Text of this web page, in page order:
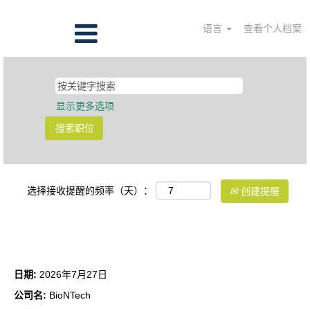
语言 查看个人档案
显示更多选项
选择接收提醒的频率（天）： 创建提醒
日期: 2026年7月27日
公司名: BioNTech